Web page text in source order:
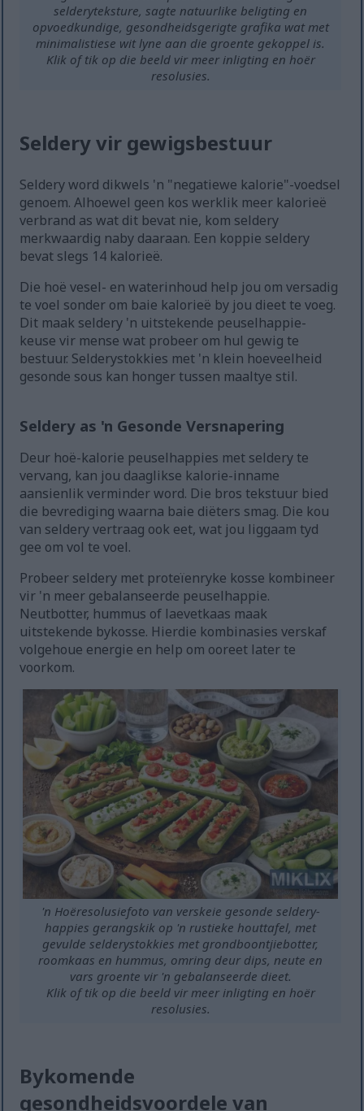
selderyteksture, sagte natuurlike beligting en
opvoedkundige, gesondheidsgerigte grafika wat met
minimalistiese wit lyne aan die groente gekoppel is.
Klik of tik op die beeld vir meer inligting en hoër
resolusies.
Seldery vir gewigsbestuur
Seldery word dikwels 'n "negatiewe kalorie"-voedsel
genoem. Alhoewel geen kos werklik meer kalorieë
verbrand as wat dit bevat nie, kom seldery
merkwaardig naby daaraan. Een koppie seldery
bevat slegs 14 kalorieë.
Die hoë vesel- en waterinhoud help jou om versadig
te voel sonder om baie kalorieë by jou dieet te voeg.
Dit maak seldery 'n uitstekende peuselhappie-
keuse vir mense wat probeer om hul gewig te
bestuur. Selderystokkies met 'n klein hoeveelheid
gesonde sous kan honger tussen maaltye stil.
Seldery as 'n Gesonde Versnapering
Deur hoë-kalorie peuselhappies met seldery te
vervang, kan jou daaglikse kalorie-inname
aansienlik verminder word. Die bros tekstuur bied
die bevrediging waarna baie diëters smag. Die kou
van seldery vertraag ook eet, wat jou liggaam tyd
gee om vol te voel.
Probeer seldery met proteïenryke kosse kombineer
vir 'n meer gebalanseerde peuselhappie.
Neutbotter, hummus of laevetkaas maak
uitstekende bykosse. Hierdie kombinasies verskaf
volgehoue energie en help om ooreet later te
voorkom.
'n Hoëresolusiefoto van verskeie gesonde seldery-
happies gerangskik op 'n rustieke houttafel, met
gevulde selderystokkies met grondboontjiebotter,
roomkaas en hummus, omring deur dips, neute en
vars groente vir 'n gebalanseerde dieet.
Klik of tik op die beeld vir meer inligting en hoër
resolusies.
Bykomende
gesondheidsvoordele van